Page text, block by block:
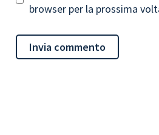
browser per la prossima